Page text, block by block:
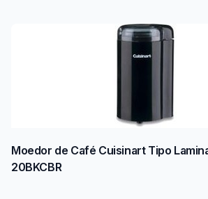
Moedor de Café Cuisinart Tipo
20BKCBR